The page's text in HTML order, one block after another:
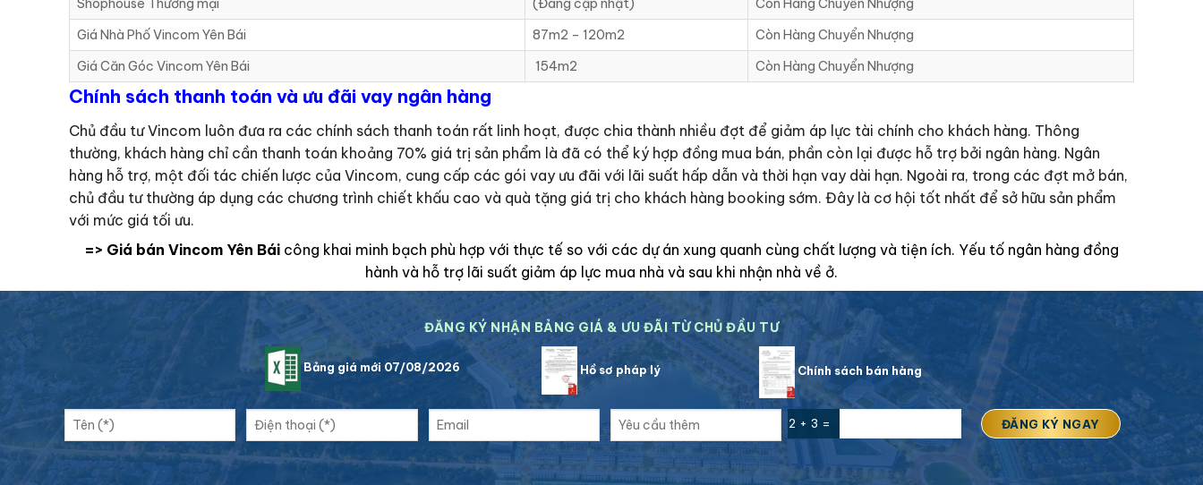
Shophouse Thương mại
(Đang cập nhật)
Còn Hàng Chuyển Nhượng
Giá Nhà Phố Vincom Yên Bái
87m2 – 120m2
Còn Hàng Chuyển Nhượng
Giá Căn Góc Vincom Yên Bái
154m2 Còn Hàng Chuyển Nhượng
Chính sách thanh toán và ưu đãi vay ngân hàng
Chủ đầu tư Vincom luôn đưa ra các chính sách thanh toán rất linh hoạt, được chia thành nhiều đợt để giảm áp lực tài chính cho khách hàng. Thông
thường, khách hàng chỉ cần thanh toán khoảng 70% giá trị sản phẩm là đã có thể ký hợp đồng mua bán, phần còn lại được hỗ trợ bởi ngân hàng. Ngân
hàng hỗ trợ, một đối tác chiến lược của Vincom, cung cấp các gói vay ưu đãi với lãi suất hấp dẫn và thời hạn vay dài hạn. Ngoài ra, trong các đợt mở bán,
chủ đầu tư thường áp dụng các chương trình chiết khấu cao và quà tặng giá trị cho khách hàng booking sớm. Đây là cơ hội tốt nhất để sở hữu sản phẩm
với mức giá tối ưu.
=> Giá bán Vincom Yên Bái công khai minh bạch phù hợp với thực tế so với các dự án xung quanh cùng chất lượng và tiện ích. Yếu tố ngân hàng đồng
hành và hỗ trợ lãi suất giảm áp lực mua nhà và sau khi nhận nhà về ở.
ĐĂNG KÝ NHẬN BẢNG GIÁ & ƯU ĐÃI TỪ CHỦ ĐẦU TƯ
Bảng giá mới 07/08/2026 Hồ sơ pháp lý Chính sách bán hàng
2 + 3 =